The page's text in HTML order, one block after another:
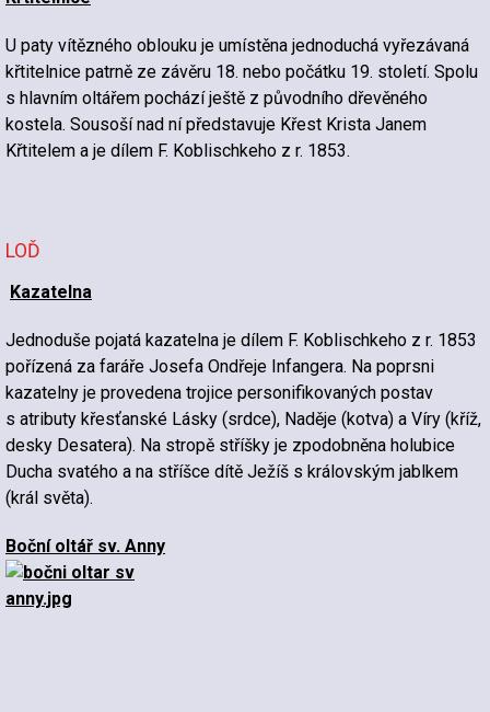
U paty vítězného oblouku je umístěna jednoduchá vyřezávaná
křtitelnice patrně ze závěru 18. nebo počátku 19. století. Spolu
s hlavním oltářem pochází ještě z původního dřevěného
kostela. Sousoší nad ní představuje Křest Krista Janem
Křtitelem a je dílem F. Koblischkeho z r. 1853.
LOĎ
Kazatelna
Jednoduše pojatá kazatelna je dílem F. Koblischkeho z r. 1853
pořízená za faráře Josefa Ondřeje Infangera. Na poprsni
kazatelny je provedena trojice personifikovaných postav
s atributy křesťanské Lásky (srdce), Naděje (kotva) a Víry (kříž,
desky Desatera). Na stropě stříšky je zpodobněna holubice
Ducha svatého a na stříšce dítě Ježíš s královským jablkem
(král světa).
Boční oltář sv. Anny